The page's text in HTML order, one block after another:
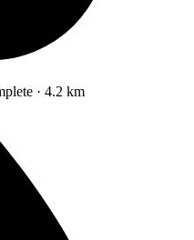
· 4.2 km